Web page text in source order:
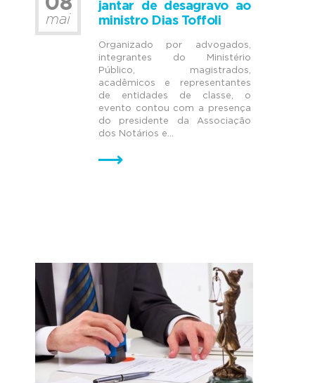
mai
jantar de desagravo ao
ministro Dias Toffoli
Organizado por advogados,
integrantes do Ministério
Público, magistrados,
acadêmicos e representantes
de entidades de classe, o
evento contou com a presença
do presidente da Associação
dos Notários e...